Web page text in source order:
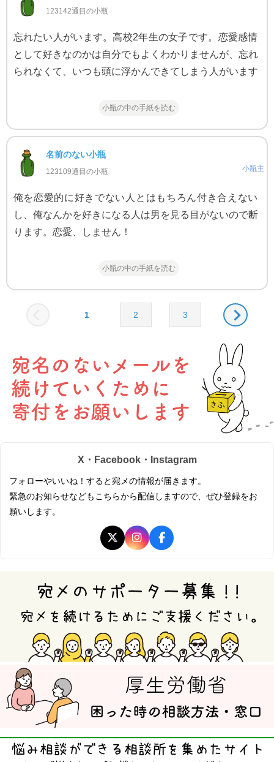
123142通目の小瓶
忘れたい人がいます。高校2年生の女子です。恋愛感情
として好きなのかは自分でもよくわかりませんが、忘れ
られなくて、いつも頭に浮かんできてしまう人がいます
小瓶の中の手紙を読む
名前のない小瓶
123109通目の小瓶 小瓶主
俺を恋愛的に好きでない人とはもちろん付き合えない
し、俺なんかを好きになる人は男を見る目がないので断
ります。恋愛、しません！
小瓶の中の手紙を読む
1 2 3
X・Facebook・Instagram
フォローやいいね！すると宛メの情報が届きます。
緊急のお知らせなどもこちらから配信しますので、ぜひ登録をお
願いします。